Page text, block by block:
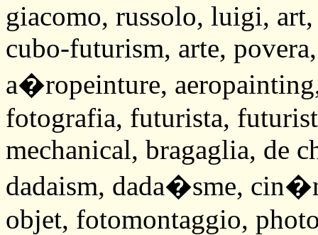
giacomo, russolo, luigi,
cubo-futurism, arte,
a�ropeinture,
fotografia, futurista,
mechanical, bragaglia, de
dadaism, dada�sme,
objet, fotomontaggio,